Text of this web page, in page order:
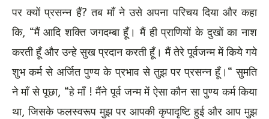
पर क्यों प्रसन्न हैं? तब माँ ने उसे अपना परिचय दिया और कहा
कि, “मैं आदि शक्ति जगदम्बा हूँ। मैं ही प्राणियों के दुखों का नाश
करती हूँ और उन्हे सुख प्रदान करती हूँ। मैं तेरे पूर्वजन्म में किये गये
शुभ कर्म से अर्जित पुण्य के प्रभाव से तुझ पर प्रसन्न हूँ।“ सुमति
ने माँ से पूछा, “हे माँ ! मैंने पूर्व जन्म में ऐसा कौन सा पुण्य कर्म किया
था, जिसके फलस्वरूप मुझ पर आपकी कृपादृष्टि हुई और आप मुझ